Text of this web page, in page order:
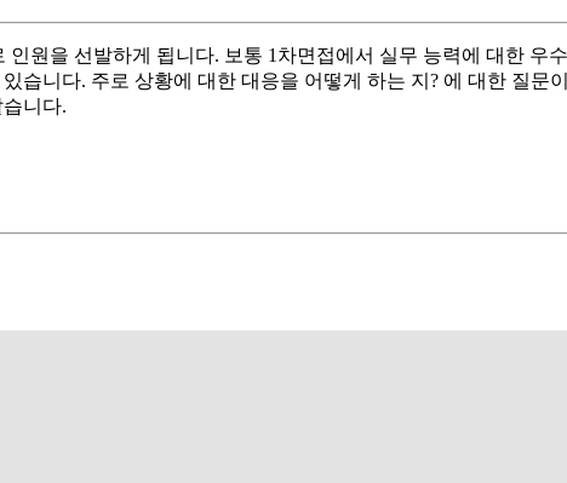
원을 선발하게 됩니다. 보통 1차면접에서 실무 능력에 대한 우
습니다. 주로 상황에 대한 대응을 어떻게 하는 지? 에 대한 질문
니다.